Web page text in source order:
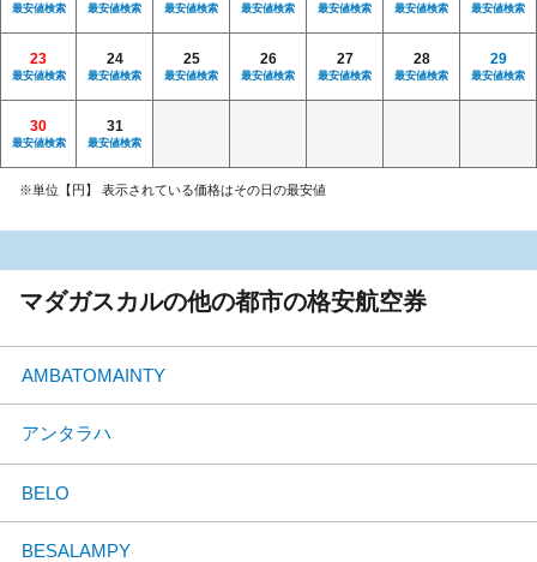
最安値検索 最安値検索 最安値検索 最安値検索 最安値検索 最安値検索 最安値検索
23
最安値検索
24
最安値検索
25
最安値検索
26
最安値検索
27
最安値検索
28
最安値検索
29
最安値検索
30
最安値検索
31
最安値検索
※単位【円】 表示されている価格はその日の最安値
マダガスカルの他の都市の格安航空券
AMBATOMAINTY
アンタラハ
BELO
BESALAMPY